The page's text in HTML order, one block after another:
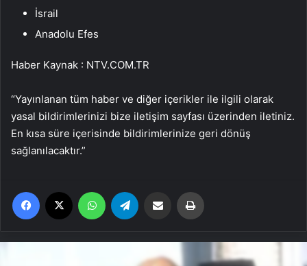
İsrail
Anadolu Efes
Haber Kaynak : NTV.COM.TR
“Yayınlanan tüm haber ve diğer içerikler ile ilgili olarak
yasal bildirimlerinizi bize iletişim sayfası üzerinden iletiniz.
En kısa süre içerisinde bildirimlerinize geri dönüş
sağlanılacaktır.”
Facebook WhatsApp Email'den paylaş